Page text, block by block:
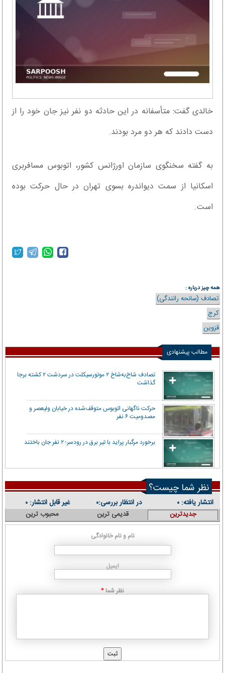
خالدی گفت: متأسفانه در این حادثه دو نفر نیز جان خود را از
دست دادند که هر دو مرد بودند.
به گفته سخنگوی سازمان اورژانس کشور، اتوبوس مسافربری
اسکانیا از سمت دیواندره بسوی تهران در حال حرکت بوده
است.
همه چیز درباره :
تصادف (سانحه رانندگی)
کرج
قزوین
مطالب پیشنهادی
تصادف شاخ‌به‌شاخ ۲ موتورسیکلت در سردشت ۲ کشته برجا
گذاشت
حرکت ناگهانی اتوبوس متوقف‌شده در خیابان ولیعصر و
مصدومیت ۶ نفر
برخورد مرگبار پراید با تیر برق در رودسر؛ ۲ نفر جان باختند
نظر شما چیست؟
انتشار یافته: ۰ در انتظار بررسی:۰ غیر قابل انتشار: ۰
جدیدترین قدیمی ترین محبوب ترین
نام و نام خانوادگی
ایمیل
نظر شما *